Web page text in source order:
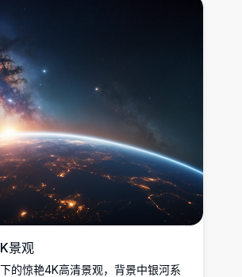
景观
的惊艳4K高清景观，背景中银河系